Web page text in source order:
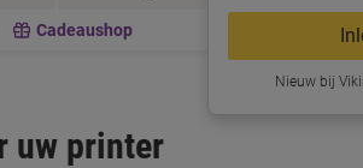
Nieuw bij
Cadeaushop
uw printer